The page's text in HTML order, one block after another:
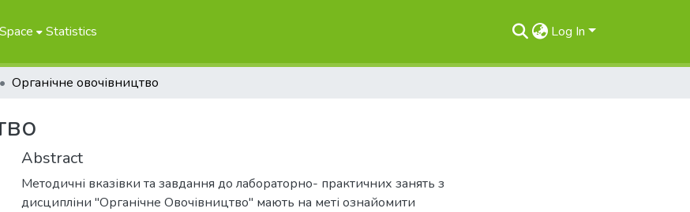
Statistics Log In
Органічне овочівництво
Abstract
Методичні вказівки та завдання до лабораторно- практичних занять з
дисципліни "Органічне Овочівництво" мають на меті ознайомити